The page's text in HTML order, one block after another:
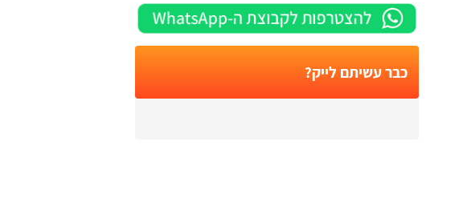
כבר עשיתם לייק?